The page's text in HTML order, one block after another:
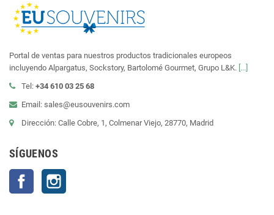
Portal de ventas para nuestros productos tradicionales europeos
incluyendo Alpargatus, Sockstory, Bartolomé Gourmet, Grupo L&K. [...]
Tel: +34 610 03 25 68
Email: sales@eusouvenirs.com
Dirección: Calle Cobre, 1, Colmenar Viejo, 28770, Madrid
SÍGUENOS
Facebook